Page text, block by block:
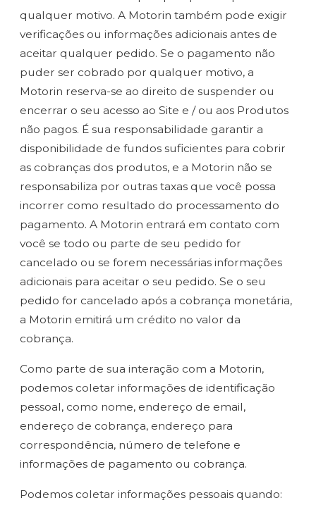
qualquer motivo. A Motorin também pode exigir
verificações ou informações adicionais antes de
aceitar qualquer pedido. Se o pagamento não
puder ser cobrado por qualquer motivo, a
Motorin reserva-se ao direito de suspender ou
encerrar o seu acesso ao Site e / ou aos Produtos
não pagos. É sua responsabilidade garantir a
disponibilidade de fundos suficientes para cobrir
as cobranças dos produtos, e a Motorin não se
responsabiliza por outras taxas que você possa
incorrer como resultado do processamento do
pagamento. A Motorin entrará em contato com
você se todo ou parte de seu pedido for
cancelado ou se forem necessárias informações
adicionais para aceitar o seu pedido. Se o seu
pedido for cancelado após a cobrança monetária,
a Motorin emitirá um crédito no valor da
cobrança.
Como parte de sua interação com a Motorin,
podemos coletar informações de identificação
pessoal, como nome, endereço de email,
endereço de cobrança, endereço para
correspondência, número de telefone e
informações de pagamento ou cobrança.
Podemos coletar informações pessoais quando: